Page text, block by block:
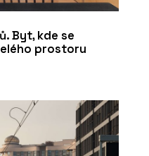
Byt, kde se
prostoru